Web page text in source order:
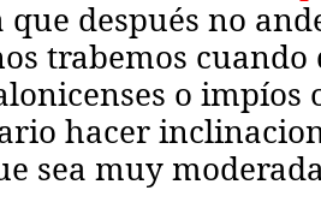
que después no
trabemos cuando
o impíos
hacer
sea muy